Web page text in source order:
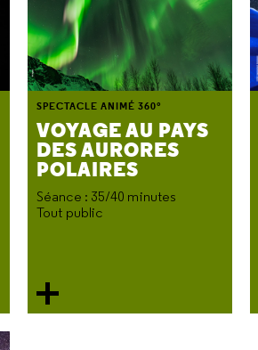
VOYAGE AU PAYS
DES AURORES
POLAIRES
SPECTACLE ANIMÉ 360°
Séance : 35/40 minutes
Tout public